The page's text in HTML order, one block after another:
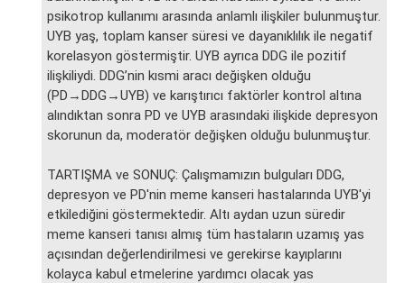
psikotrop kullanımı arasında anlamlı ilişkiler bulunmuştur.
UYB yaş, toplam kanser süresi ve dayanıklılık ile negatif
korelasyon göstermiştir. UYB ayrıca DDG ile pozitif
ilişkiliydi. DDG’nin kısmi aracı değişken olduğu
(PD→DDG→UYB) ve karıştırıcı faktörler kontrol altına
alındıktan sonra PD ve UYB arasındaki ilişkide depresyon
skorunun da, moderatör değişken olduğu bulunmuştur.
TARTIŞMA ve SONUÇ: Çalışmamızın bulguları DDG,
depresyon ve PD'nin meme kanseri hastalarında UYB'yi
etkilediğini göstermektedir. Altı aydan uzun süredir
meme kanseri tanısı almış tüm hastaların uzamış yas
açısından değerlendirilmesi ve gerekirse kayıplarını
kolayca kabul etmelerine yardımcı olacak yas